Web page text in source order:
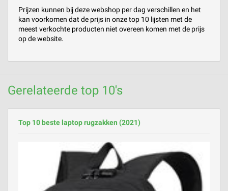
Prijzen kunnen bij deze webshop per dag verschillen en het
kan voorkomen dat de prijs in onze top 10 lijsten met de
meest verkochte producten niet overeen komen met de prijs
op de website.
Gerelateerde top 10's
Top 10 beste laptop rugzakken (2021)